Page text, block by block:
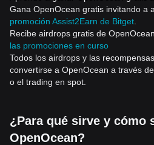
Gana OpenOcean gratis invitando a
promoción Assist2Earn de Bitget
Recibe airdrops gratis de
las promociones en curso
Todos los airdrops y las
convertirse a OpenOcean a través
o el trading en spot.
¿Para qué sirve y cómo
OpenOcean?